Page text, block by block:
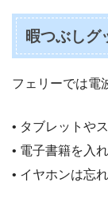
暇つぶしグ
フェリーでは電
• タブレットや
• 電子書籍を入
• イヤホンは忘